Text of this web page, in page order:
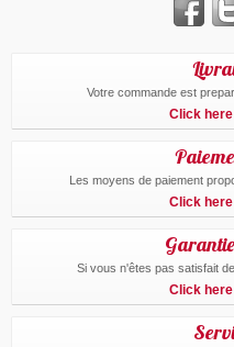
Votre commande est
Click
Les moyens de paiement
Click
Si vous n'êtes pas satisfait
Click